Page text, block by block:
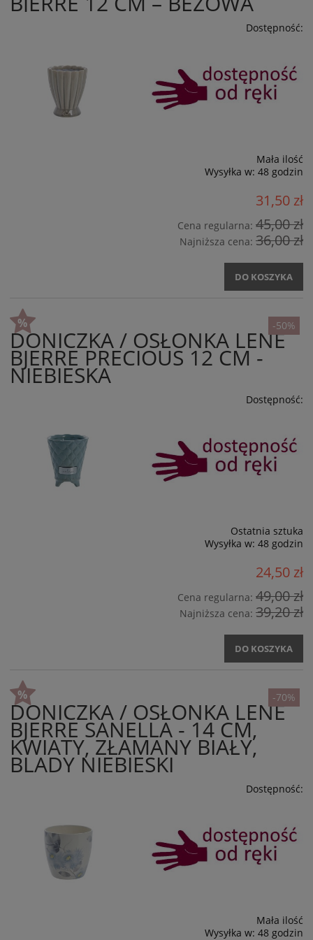
Dostępność:
Mała ilość
Wysyłka w: 48 godzin
31,50 zł
Cena regularna: 45,00 zł
Najniższa cena: 36,00 zł
DO KOSZYKA
DONICZKA / OSŁONKA LENE
BJERRE PRECIOUS 12 CM -
NIEBIESKA
Dostępność:
Ostatnia sztuka
Wysyłka w: 48 godzin
24,50 zł
Cena regularna: 49,00 zł
Najniższa cena: 39,20 zł
DO KOSZYKA
-50%
DONICZKA / OSŁONKA LENE
BJERRE SANELLA - 14 CM,
KWIATY, ZŁAMANY BIAŁY,
BLADY NIEBIESKI
Dostępność:
Mała ilość
Wysyłka w: 48 godzin
-70%